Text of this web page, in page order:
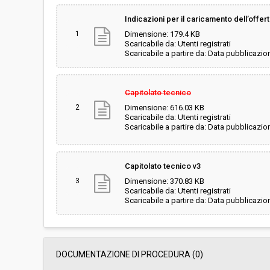
Svolgimento: Gara in busta
Pubblicata da:
La stazione appaltante agisce per
conto di un altro soggetto singolo:
No
1
Indicazioni per il caricamento
Dimensione: 179.4 KB
Scaricabile da: Utenti registrati
Scaricabile a partire da: Data
2
Capitolato tecnico
Dimensione: 616.03 KB
Scaricabile da: Utenti registrati
Scaricabile a partire da: Data
3
Capitolato tecnico v3
Dimensione: 370.83 KB
Scaricabile da: Utenti registrati
Scaricabile a partire da: Data
DOCUMENTAZIONE DI PROCEDURA (0)